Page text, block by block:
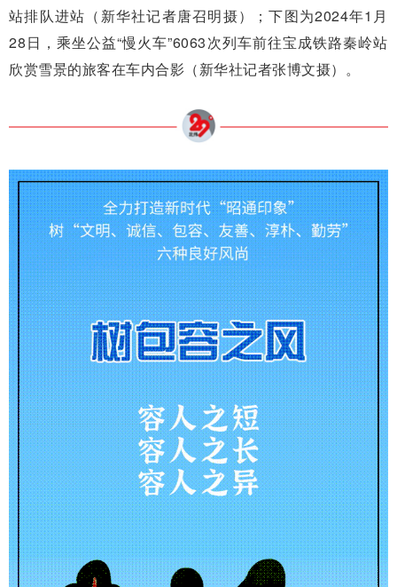
站排队进站（新华社记者唐召明摄）；下图为2024年1月
28日，乘坐公益“慢火车”6063次列车前往宝成铁路秦岭站
欣赏雪景的旅客在车内合影（新华社记者张博文摄）。